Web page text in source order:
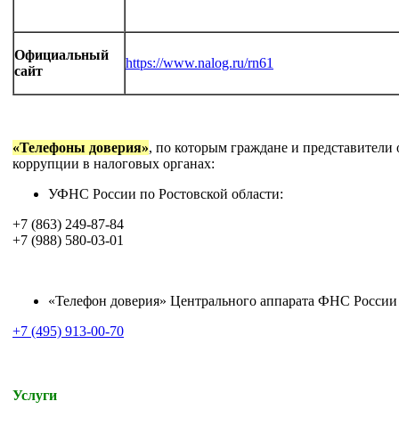
Официальный
сайт
https://www.nalog.ru/rn61
«Телефоны доверия», по которым граждане и
коррупции в налоговых органах:
УФНС России по Ростовской области:
+7 (863) 249-87-84
+7 (988) 580-03-01
«Телефон доверия» Центрального аппарата ФНС России
+7 (495) 913-00-70
Услуги